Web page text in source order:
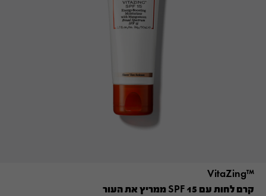
™VitaZing
קרם לחות עם SPF 15 ממריץ את העור